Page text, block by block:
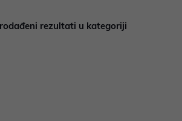
rezultati u kategoriji